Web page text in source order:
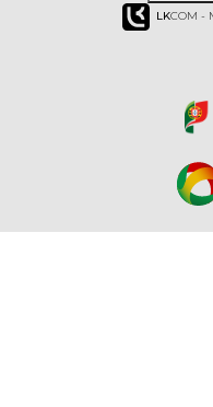
LKCOM -